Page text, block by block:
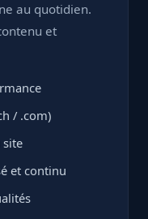
au quotidien.
et
/ .com)
site
et continu